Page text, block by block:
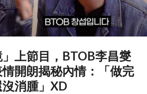
上節目，BTOB李昌燮
開朗揭秘內情：「做完
消腫」XD